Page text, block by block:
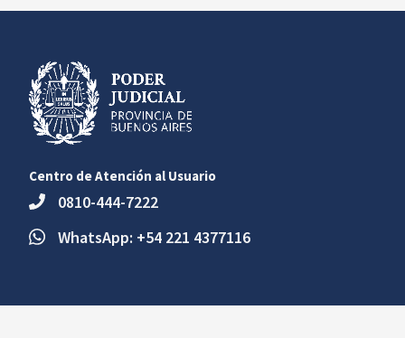
Centro de Atención al Usuario
0810-444-7222
WhatsApp: +54 221 4377116